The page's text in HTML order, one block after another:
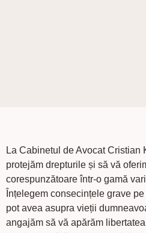
La Cabinetul de Avocat Cristian
protejăm drepturile și să vă
corespunzătoare într-o gamă
Înțelegem consecințele grave
pot avea asupra vieții
angajăm să vă apărăm